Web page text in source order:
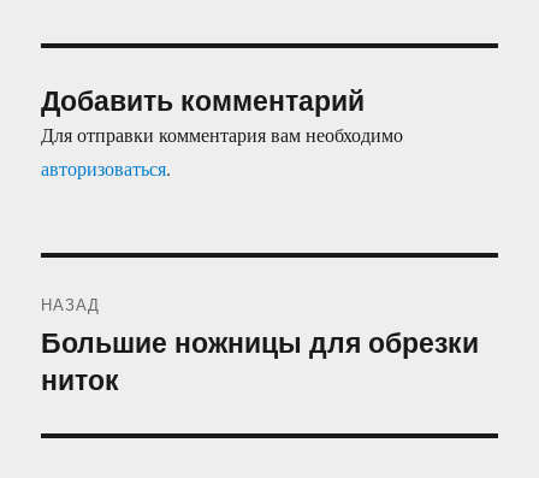
Добавить комментарий
Для отправки комментария вам необходимо
авторизоваться.
по
записям
НАЗАД
Предыдущая
запись:
Большие ножницы для обрезки
ниток